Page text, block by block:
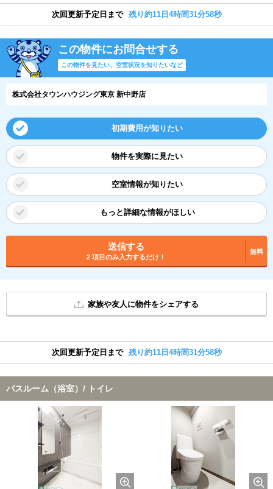
次回更新予定日まで 残り約11日4時間31分57秒
この物件にお問合せする
この物件を見たい、空室状況を知りたいなど
株式会社タウンハウジング東京 新中野店
初期費用が知りたい
物件を実際に見たい
空室情報が知りたい
もっと詳細な情報がほしい
送信する
2 項目のみ入力するだけ！
無料
家族や友人に物件をシェアする
次回更新予定日まで 残り約11日4時間31分57秒
バスルーム（浴室）/ トイレ